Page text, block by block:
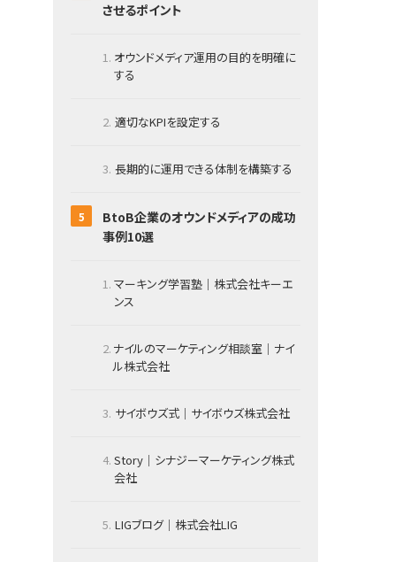
させるポイント
オウンドメディア運用の目的を明確に
する
適切なKPIを設定する
長期的に運用できる体制を構築する
BtoB企業のオウンドメディアの成功
事例10選
マーキング学習塾｜株式会社キーエ
ンス
ナイルのマーケティング相談室｜ナイ
ル株式会社
サイボウズ式｜サイボウズ株式会社
Story｜シナジーマーケティング株式
会社
LIGブログ｜株式会社LIG